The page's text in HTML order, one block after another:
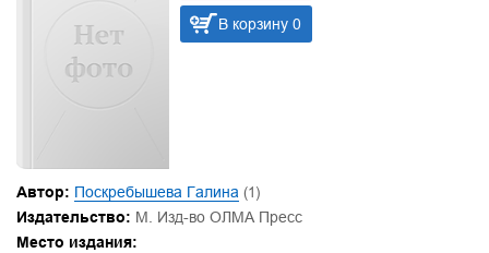
В корзину 0
Автор: Поскребышева Галина (1)
Издательство: М. Изд-во ОЛМА Пресс
Место издания: